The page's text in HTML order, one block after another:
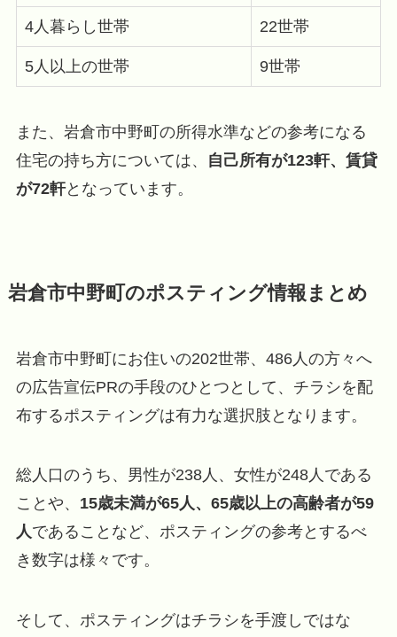
4人暮らし世帯 22世帯
5人以上の世帯 9世帯
また、岩倉市中野町の所得水準などの参考になる
住宅の持ち方については、
自己所有が123軒、賃貸
が72軒となっています。
岩倉市中野町のポスティング情報まとめ
岩倉市中野町にお住いの202世帯、486人の方々へ
の広告宣伝PRの手段のひとつとして、チラシを配
布するポスティングは有力な選択肢となります。
総人口のうち、男性が238人、女性が248人である
ことや、 15歳未満が65人、65歳以上の高齢者が59
人であることなど、ポスティングの参考とするべ
き数字は様々です。
そして、ポスティングはチラシを手渡しではな